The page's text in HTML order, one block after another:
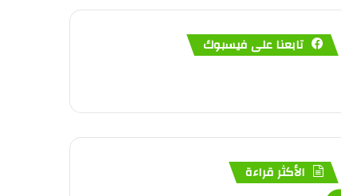
تابعنا على فيسبوك
الأكثر قراءة